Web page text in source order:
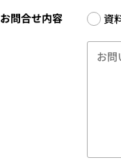
お問合せ内容 資